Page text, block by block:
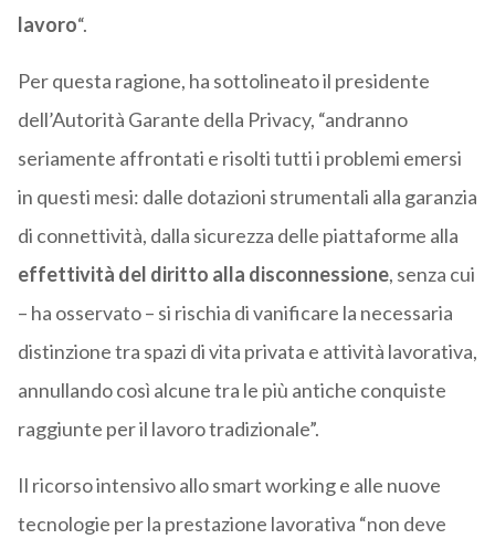
lavoro“.
Per questa ragione, ha sottolineato il presidente
dell’Autorità Garante della Privacy, “andranno
seriamente affrontati e risolti tutti i problemi emersi
in questi mesi: dalle dotazioni strumentali alla garanzia
di connettività, dalla sicurezza delle piattaforme alla
effettività del diritto alla disconnessione, senza cui
– ha osservato – si rischia di vanificare la necessaria
distinzione tra spazi di vita privata e attività lavorativa,
annullando così alcune tra le più antiche conquiste
raggiunte per il lavoro tradizionale”.
Il ricorso intensivo allo smart working e alle nuove
tecnologie per la prestazione lavorativa “non deve